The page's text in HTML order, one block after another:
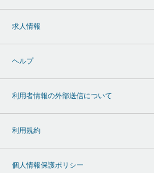
求人情報
ヘルプ
利用者情報の外部送信について
利用規約
個人情報保護ポリシー